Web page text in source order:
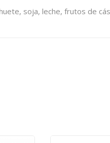
soja, leche, frutos de